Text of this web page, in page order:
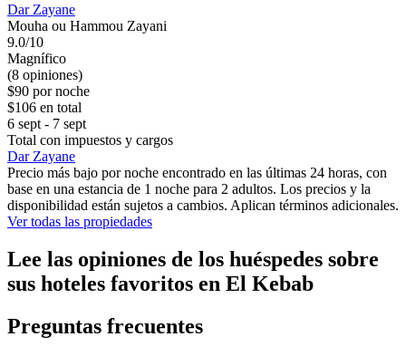
Dar Zayane
Mouha ou Hammou Zayani
9.0/10
Magnífico
(8 opiniones)
$90 por noche
$106 en total
6 sept - 7 sept
Total con impuestos y cargos
Dar Zayane
Precio más bajo por noche encontrado en las últimas 24 horas, con
base en una estancia de 1 noche para 2 adultos. Los precios y la
disponibilidad están sujetos a cambios. Aplican términos adicionales.
Ver todas las propiedades
Lee las opiniones de los huéspedes sobre
sus hoteles favoritos en El Kebab
Preguntas frecuentes